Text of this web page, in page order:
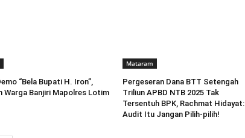
“Bela Bupati H. Iron”,
Warga Banjiri Mapolres Lotim
Mataram
Pergeseran Dana BTT Setengah
Triliun APBD NTB 2025 Tak
Tersentuh BPK, Rachmat Hidayat:
Audit Itu Jangan Pilih-pilih!